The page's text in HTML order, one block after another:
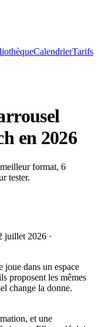
CalendrierTarifs
en 2026
format, 6
tester.
juillet 2026 ·
joue dans un espace
proposent les mêmes
change la donne.
et une